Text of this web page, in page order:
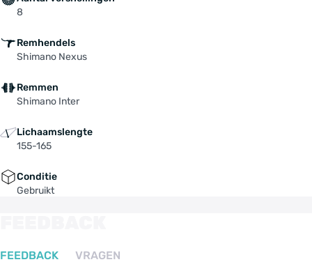
8
Remhendels
Shimano Nexus
Remmen
Shimano Inter
Lichaamslengte
155-165
Conditie
Gebruikt
FEEDBACK VRAGEN